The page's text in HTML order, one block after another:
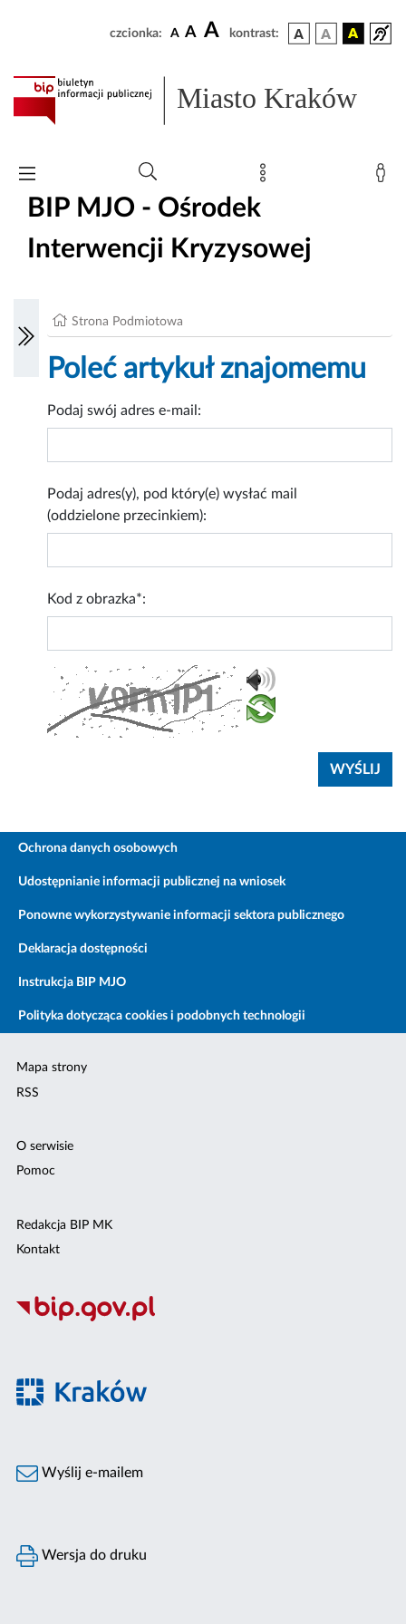
czcionka: A A A kontrast:
Miasto Kraków
BIP MJO - Ośrodek
Interwencji Kryzysowej
Strona Podmiotowa
Poleć artykuł znajomemu
Podaj swój adres e-mail:
Podaj adres(y), pod który(e) wysłać mail
(oddzielone przecinkiem):
Kod z obrazka*:
Ochrona danych osobowych
Udostępnianie informacji publicznej na wniosek
Ponowne wykorzystywanie informacji sektora publicznego
Deklaracja dostępności
Instrukcja BIP MJO
Polityka dotycząca cookies i podobnych technologii
Mapa strony
RSS
O serwisie
Pomoc
Redakcja BIP MK
Kontakt
Wyślij e-mailem
Wersja do druku